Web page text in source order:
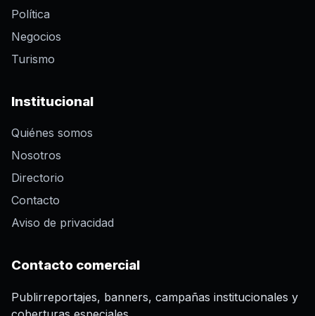
Política
Negocios
Turismo
Institucional
Quiénes somos
Nosotros
Directorio
Contacto
Aviso de privacidad
Contacto comercial
Publirreportajes, banners, campañas institucionales y